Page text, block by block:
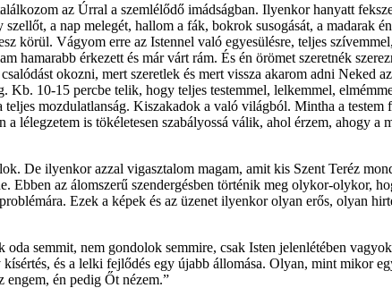
az Úrral a szemlélődő imádságban. Ilyenkor hanyatt
a nap melegét, hallom a fák, bokrok susogását, a madarak
körül. Vágyom erre az Istennel való egyesülésre, teljes
hamarabb érkezett és már várt rám. És én örömet szeretnék
okozni, mert szeretlek és mert vissza akarom adni Neked
Kb. 10-15 percbe telik, hogy teljes testemmel, lelkemmel,
mozdulatlanság. Kiszakadok a való világból. Mintha a
lélegzetem is tökéletesen szabályossá válik, ahol érzem, ahogy
De ilyenkor azzal vigasztalom magam, amit kis Szent Teréz
Ebben az álomszerű szendergésben történik meg olykor-olykor,
Ezek a képek és az üzenet ilyenkor olyan erős, olyan
semmit, nem gondolok semmire, csak Isten jelenlétében
és a lelki fejlődés egy újabb állomása. Olyan, mint mikor
engem, én pedig Őt nézem.”